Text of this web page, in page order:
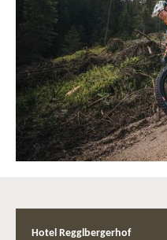
Hotel Regglbergerhof